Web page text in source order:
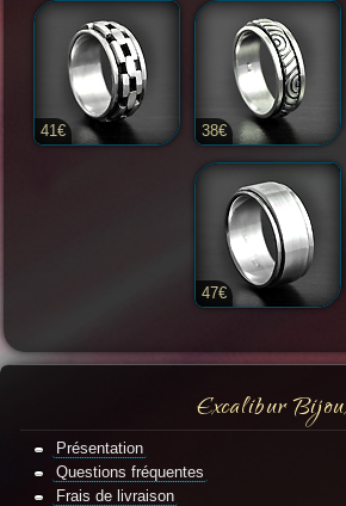
41€ 38€
47€
Excalibur
Présentation
Questions fréquentes
Frais de livraison